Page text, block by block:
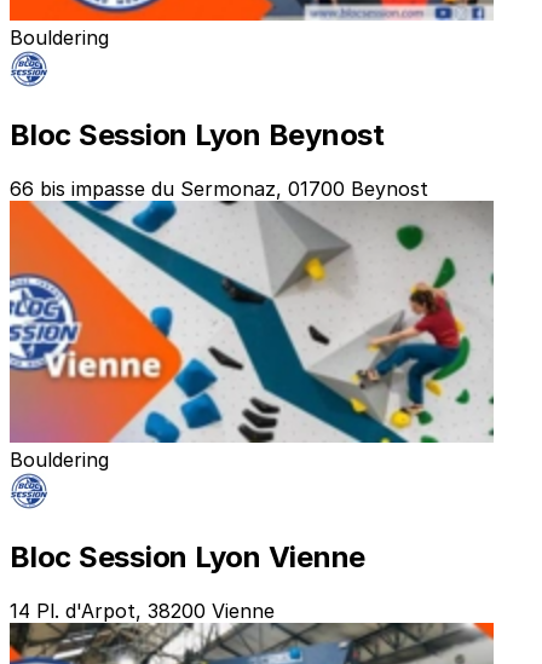
Bouldering
Bloc Session Lyon Beynost
66 bis impasse du Sermonaz, 01700 Beynost
Bouldering
Bloc Session Lyon Vienne
14 Pl. d'Arpot, 38200 Vienne